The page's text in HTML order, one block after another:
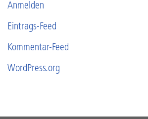
Anmelden
Eintrags-Feed
Kommentar-Feed
WordPress.org